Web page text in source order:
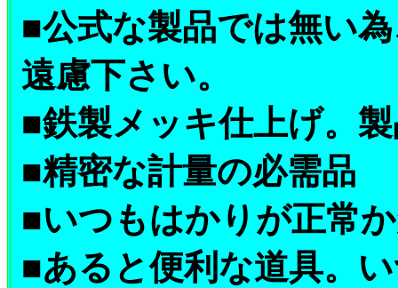
■公式な製品では無い
遠慮下さい。
■鉄製メッキ仕上げ。
■精密な計量の必需品
■いつもはかりが正常
■あると便利な道具。